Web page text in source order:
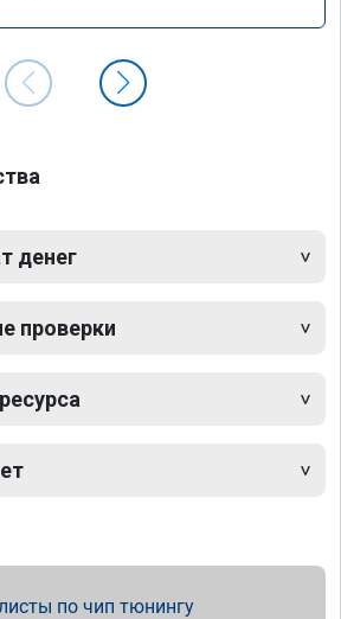
денег
проверки
по чип тюнингу